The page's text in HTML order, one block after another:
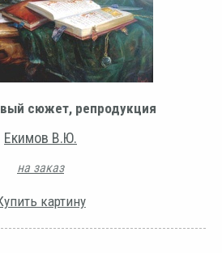
сюжет, репродукция
Екимов В.Ю.
на заказ
картину